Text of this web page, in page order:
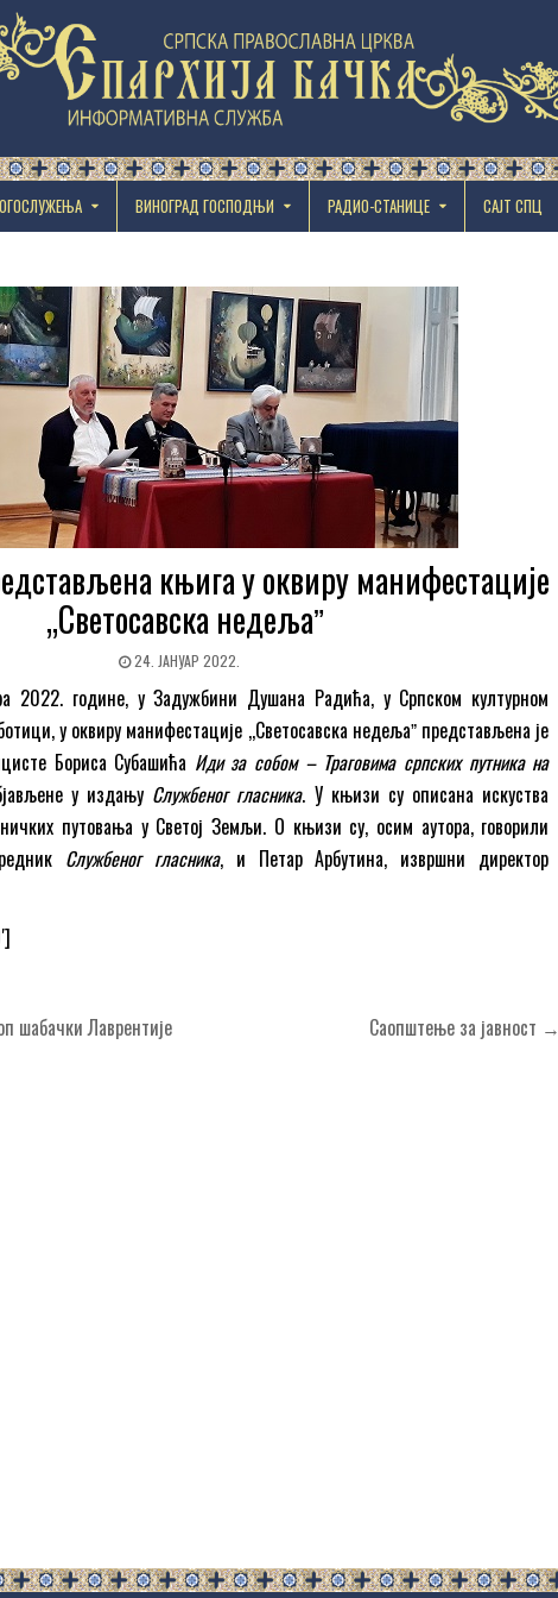
ВИНОГРАД ГОСПОДЊИ РАДИО-СТАНИЦЕ САЈТ СПЦ
књига у оквиру манифестације
„Светосавска недељаˮ
24. ЈАНУАР 2022.
2022. године, у Задужбини Душана Радића, у Српском културном
у оквиру манифестације ,,Светосавска недељаˮ представљена је
Бориса Субашића Иди за собом – Траговима српских путника на
у издању Службеног гласника. У књизи су описана искуства
путовања у Светој Земљи. О књизи су, осим аутора, говорили
Службеног гласника, и Петар Арбутина, извршни директор
шабачки Лаврентије Саопштење за јавност →